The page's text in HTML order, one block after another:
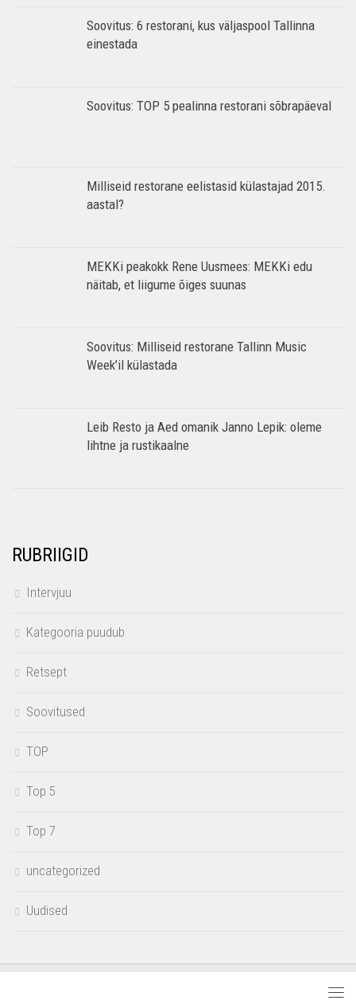
Soovitus: 6 restorani, kus väljaspool Tallinna
einestada
Soovitus: TOP 5 pealinna restorani sõbrapäeval
Milliseid restorane eelistasid külastajad 2015.
aastal?
MEKKi peakokk Rene Uusmees: MEKKi edu
näitab, et liigume õiges suunas
Soovitus: Milliseid restorane Tallinn Music
Week’il külastada
Leib Resto ja Aed omanik Janno Lepik: oleme
lihtne ja rustikaalne
RUBRIIGID
Intervjuu
Kategooria puudub
Retsept
Soovitused
TOP
Top 5
Top 7
uncategorized
Uudised